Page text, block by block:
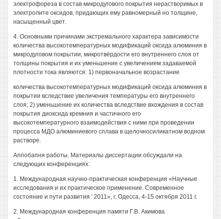
электрофореза в состав микродугового покрытия нерастворимых в
электролите оксидов, придающих ему равномерный но толщине,
насыщенный цвет.
4. Основными причинами экстремального характера зависимости
количества высокотемпературных модификаций оксида алюминия в
микродуговом покрытии, микротвёрдости его внутреннего слоя от
толщины покрытия и их уменьшение с увеличением задаваемой
плотности тока являются: 1) первоначальное возрастание
количества высокотемпературных модификаций оксида алюминия в
покрытии вследствие увеличения температуры его внутреннего
слоя; 2) уменьшение их количества вследствие вхождения в состав
покрытия диоксида кремния и частичного его
высокотемпературного взаимодействия с ними при проведении
процесса МДО алюминиевого сплава в щелочносиликатном водном
растворе.
Аппобапня работы. Материалы диссертации обсуждали на
следующих конференциях:
1. Международная научно-практическая конференция «Научные
исследования и их практическое применение. Современное
состояние и пути развития ' 2011», г. Одесса, 4-15 октября 2011 г.
2. Международная конференция памяти Г.В. Акимова